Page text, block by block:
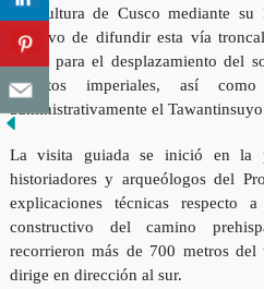
de Cultura de Cusco mediante
objetivo de difundir esta vía
sirvió para el desplazamiento del
ejércitos imperiales, así
administrativamente el
La visita guiada se inició en la
historiadores y arqueólogos del
explicaciones técnicas respecto
constructivo del camino
recorrieron más de 700 metros del
dirige en dirección al sur.